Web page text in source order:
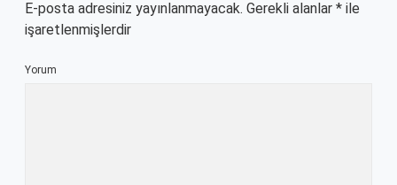
E-posta adresiniz yayınlanmayacak. Gerekli alanlar * ile
işaretlenmişlerdir
Yorum